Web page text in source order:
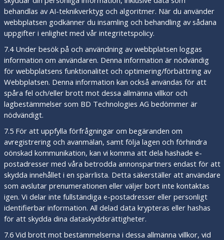
behandlas av AI-teknikverktyg och algoritmer. När du använder
webbplatsen godkänner du insamling och behandling av sådana
uppgifter i enlighet med vår integritetspolicy.
7.4 Under besök på och användning av webbplatsen loggas
information om användaren. Denna information är nödvändig
för webbplatsens funktionalitet och optimering/förbättring av
Webbplatsen. Denna information kan också användas för att
spåra fel och/eller brott mot dessa allmänna villkor och
lagbestämmelser som BD Technologies AG bedömmer är
nödvändigt.
7.5 För att uppfylla förfrågningar om begäranden om
avregistrering och avanmälan, samt följa lagen och förhindra
oönskad kommunikation, kan vi komma att dela hashade e-
postadresser med våra betrodda annonspartners endast för att
skydda innehållet i en spärrlista. Detta säkerställer att användare
som avslutar prenumerationen eller väljer bort inte kontaktas
igen. Vi delar inte fullständiga e-postadresser eller personligt
identifierbar information. All delad data krypteras eller hashas
för att skydda dina dataskyddsrättigheter.
7.6 Vid brott mot bestämmelserna i dessa allmänna villkor, vid